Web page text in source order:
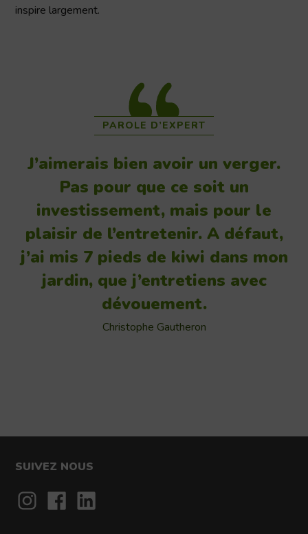
inspire largement.
PAROLE D’EXPERT
J’aimerais bien avoir un verger.
Pas pour que ce soit un
investissement, mais pour le
plaisir de l’entretenir. A défaut,
j’ai mis 7 pieds de kiwi dans mon
jardin, que j’entretiens avec
dévouement.
Christophe Gautheron
SUIVEZ NOUS